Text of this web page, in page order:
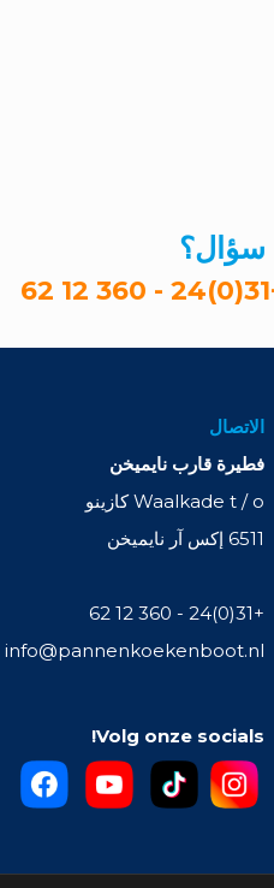
سؤال؟
الاتصال
فطيرة قارب نايميخن
Waalkade t / o كازينو
6511 إكس آر نايميخن
+31(0)24 - 360 12 62
info@pannenkoekenboot.nl
Volg onze socials!